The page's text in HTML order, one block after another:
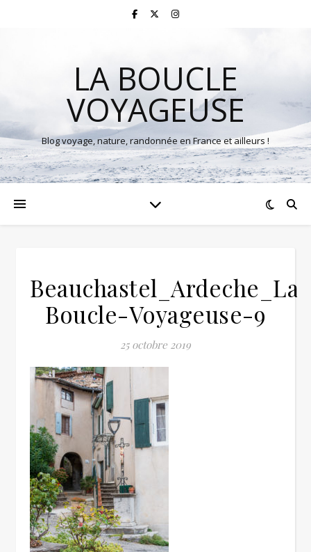
LA BOUCLE
VOYAGEUSE
Blog voyage, nature, randonnée en France et ailleurs !
Beauchastel_Ardeche_La-
Boucle-Voyageuse-9
25 octobre 2019